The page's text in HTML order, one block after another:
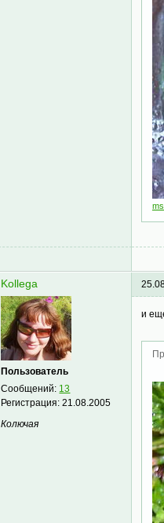
Kollega
Пользователь
Сообщений: 13
Регистрация:21.08.2005
Колючая
и